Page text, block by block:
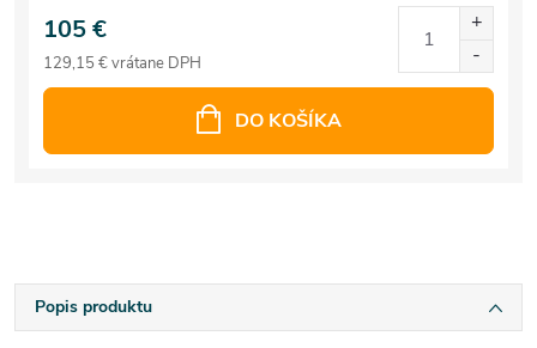
105 €
129,15 € vrátane DPH
DO KOŠÍKA
Popis produktu